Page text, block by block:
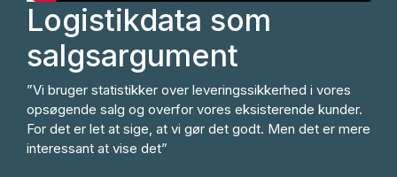
Logistikdata som
salgsargument
”Vi bruger statistikker over leveringssikkerhed i vores
opsøgende salg og overfor vores eksisterende kunder.
For det er let at sige, at vi gør det godt. Men det er mere
interessant at vise det”